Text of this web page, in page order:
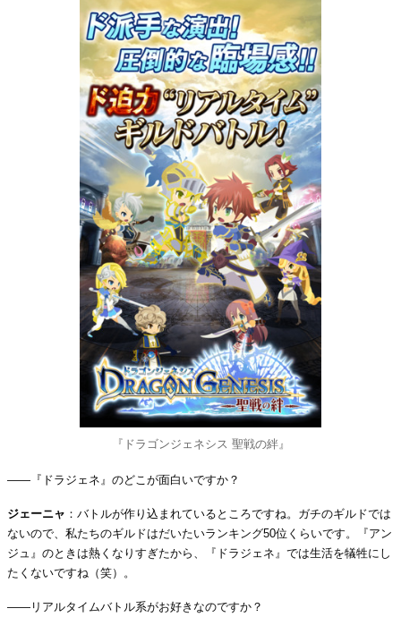
『ドラゴンジェネシス 聖戦の絆』
――『ドラジェネ』のどこが面白いですか？
ジェーニャ ：バトルが作り込まれているところですね。ガチのギルドでは
ないので、私たちのギルドはだいたいランキング50位くらいです。『アン
ジュ』のときは熱くなりすぎたから、『ドラジェネ』では生活を犠牲にし
たくないですね（笑）。
――リアルタイムバトル系がお好きなのですか？